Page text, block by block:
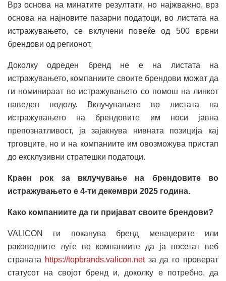
Врз основа на минатите резултати, но најжважно, врз
основа на најновите пазарни податоци, во листата на
истражувањето, се вклучени повеќе од 500 врвни
брендови од регионот.
Доколку одреден бренд не е на листата на
истражувањето, компаниите своите брендови можат да
ги номинираат во истражувањето со помош на линкот
наведен подолу. Вклучувањето во листата на
истражувањето на брендовите им носи јавна
препознатливост, ја зајакнува нивната позиција кај
трговците, но и на компаниите им овозможува пристап
до ексклузивни стратешки податоци.
Краен рок за вклучување на брендовите во
истражувањето е 4-ти декември 2025 година.
Како компаниите да ги пријават своите брендови?
VALICON ги поканува бренд менаџерите или
раководните луѓе во компаниите да ја посетат веб
страната https://topbrands.valicon.netза да го проверат
статусот на својот бренд и, доколку е потребно, да